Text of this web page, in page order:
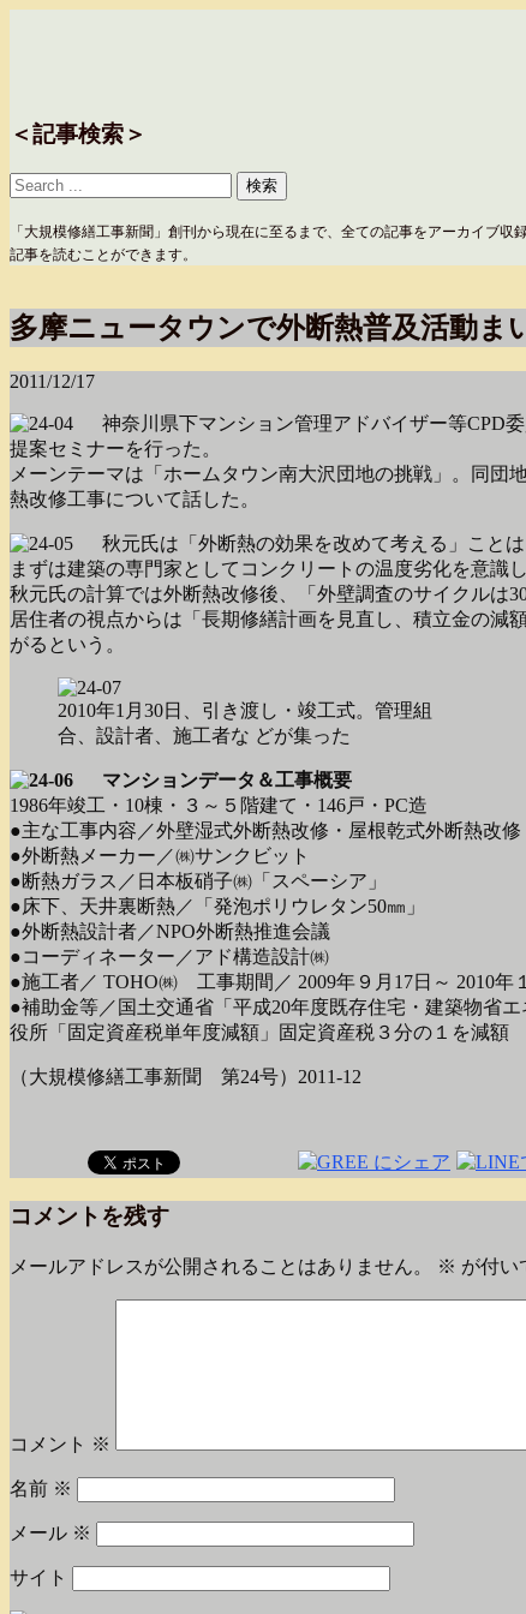
＜記事検索＞
「大規模修繕工事新聞」創刊から現在に至るまで、全ての記事をアーカイブ
記事を読むことができます。
多摩ニュータウンで外断熱普及活動ま
2011/12/17
神奈川県下マンション管理アドバイザー等CPD
提案セミナーを行った。
メーンテーマは「ホームタウン南大沢団地の挑戦」。同
熱改修工事について話した。
秋元氏は「外断熱の効果を改めて考える」こと
まずは建築の専門家としてコンクリートの温度劣化を意識
秋元氏の計算では外断熱改修後、「外壁調査のサイクルは
居住者の視点からは「長期修繕計画を見直し、積立金の減
がるという。
2010年1月30日、引き渡し・竣工式。管理組
合、設計者、施工者な どが集った
マンションデータ＆工事概要
1986年竣工・10棟・３～５階建て・146戸・PC造
●主な工事内容／外壁湿式外断熱改修・屋根乾式外断熱改
●外断熱メーカー／㈱サンクビット
●断熱ガラス／日本板硝子㈱「スペーシア」
●床下、天井裏断熱／「発泡ポリウレタン50㎜」
●外断熱設計者／NPO外断熱推進会議
●コーディネーター／アド構造設計㈱
●施工者／ TOHO㈱ 工事期間／ 2009年９月17日～ 2010年
●補助金等／国土交通省「平成20年度既存住宅・建築物省
役所「固定資産税単年度減額」固定資産税３分の１を減額
（大規模修繕工事新聞 第24号）2011-12
コメントを残す
メールアドレスが公開されることはありません。 ※ が付い
コメント ※
名前 ※
メール ※
サイト